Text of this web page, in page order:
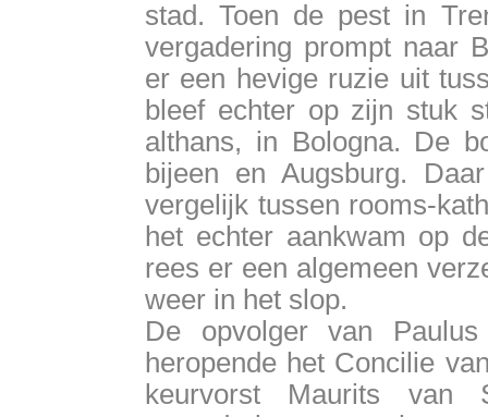
stad. Toen de pest in
vergadering prompt naar
er een hevige ruzie uit
bleef echter op zijn stuk
althans, in Bologna. De
bijeen en Augsburg.
vergelijk tussen rooms-
het echter aankwam op
rees er een algemeen
weer in het slop.
De opvolger van
heropende het Concilie
keurvorst Maurits van